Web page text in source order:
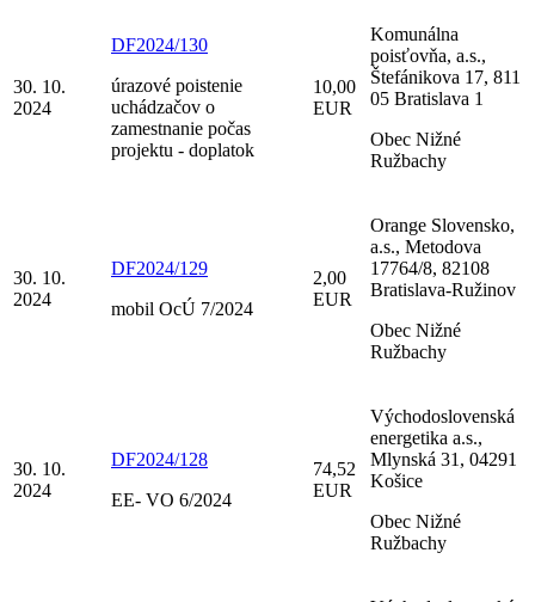
30. 10.
2024
DF2024/130
úrazové poistenie
uchádzačov o
zamestnanie počas
projektu - doplatok
10,00
EUR
Komunálna
poisťovňa, a.s.,
Štefánikova 17, 811
05 Bratislava 1
Obec Nižné
Ružbachy
30. 10.
2024
DF2024/129
mobil OcÚ 7/2024
2,00
EUR
Orange Slovensko,
a.s., Metodova
17764/8, 82108
Bratislava-Ružinov
Obec Nižné
Ružbachy
30. 10.
2024
DF2024/128
EE- VO 6/2024
74,52
EUR
Východoslovenská
energetika a.s.,
Mlynská 31, 04291
Košice
Obec Nižné
Ružbachy